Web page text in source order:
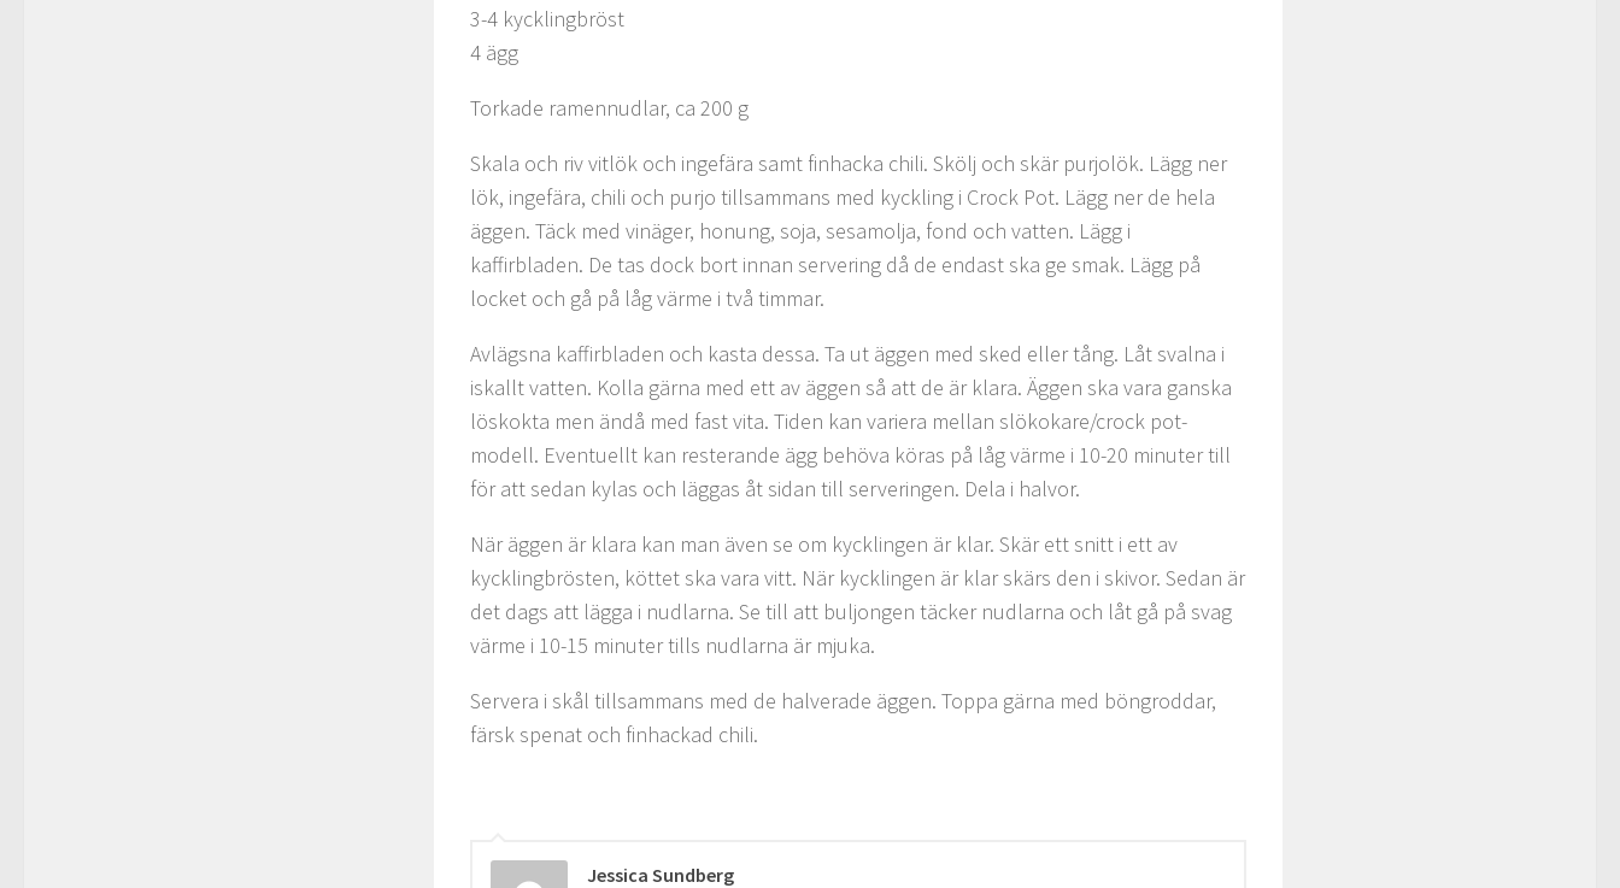
3-4 kycklingbröst
4 ägg
Torkade ramennudlar, ca 200 g
Skala och riv vitlök och ingefära samt finhacka chili. Skölj och skär purjolök. Lägg ner
lök, ingefära, chili och purjo tillsammans med kyckling i Crock Pot. Lägg ner de hela
äggen. Täck med vinäger, honung, soja, sesamolja, fond och vatten. Lägg i
kaffirbladen. De tas dock bort innan servering då de endast ska ge smak. Lägg på
locket och gå på låg värme i två timmar.
Avlägsna kaffirbladen och kasta dessa. Ta ut äggen med sked eller tång. Låt svalna i
iskallt vatten. Kolla gärna med ett av äggen så att de är klara. Äggen ska vara ganska
löskokta men ändå med fast vita. Tiden kan variera mellan slökokare/crock pot-
modell. Eventuellt kan resterande ägg behöva köras på låg värme i 10-20 minuter till
för att sedan kylas och läggas åt sidan till serveringen. Dela i halvor.
När äggen är klara kan man även se om kycklingen är klar. Skär ett snitt i ett av
kycklingbrösten, köttet ska vara vitt. När kycklingen är klar skärs den i skivor. Sedan är
det dags att lägga i nudlarna. Se till att buljongen täcker nudlarna och låt gå på svag
värme i 10-15 minuter tills nudlarna är mjuka.
Servera i skål tillsammans med de halverade äggen. Toppa gärna med böngroddar,
färsk spenat och finhackad chili.
Jessica Sundberg